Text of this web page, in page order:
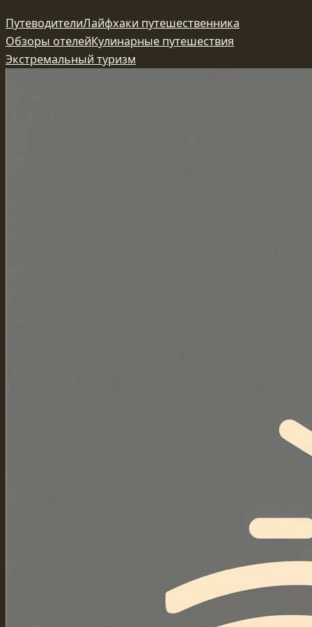
к
содержимому
ПутеводителиЛайфхаки путешественника
Обзоры отелейКулинарные путешествия
Экстремальный туризм